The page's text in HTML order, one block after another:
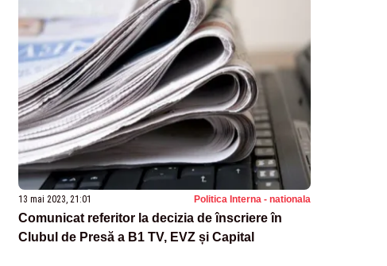
13 mai 2023, 21:01 Politica Interna - nationala
Comunicat referitor la decizia de înscriere în
Clubul de Presă a B1 TV, EVZ și Capital